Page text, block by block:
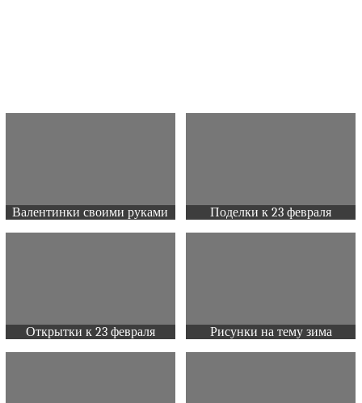
Валентинки своими руками Поделки к 23 февраля
Открытки к 23 февраля Рисунки на тему зима